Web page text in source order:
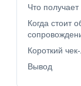
Что
Когда стоит
Короткий
Вывод